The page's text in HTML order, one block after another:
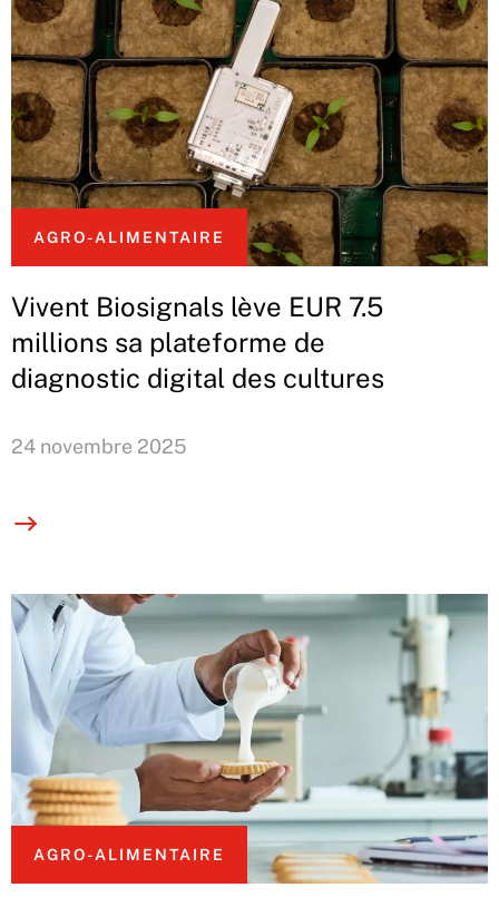
AGRO-ALIMENTAIRE
Vivent Biosignals lève EUR 7.5
millions sa plateforme de
diagnostic digital des cultures
24 novembre 2025
AGRO-ALIMENTAIRE